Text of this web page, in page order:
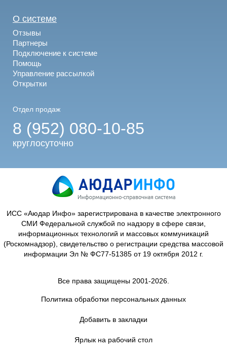
О системе
Отзывы
Партнеры
Подключение к системе
Помощь
Управление рассылкой
Открытки
Отдел продаж
8 (952) 080-10-85
круглосуточно
ИСС «Аюдар Инфо» зарегистрирована в качестве электронного
СМИ Федеральной службой по надзору в сфере связи,
информационных технологий и массовых коммуникаций
(Роскомнадзор), свидетельство о регистрации средства массовой
информации Эл № ФС77-51385 от 19 октября 2012 г.
Все права защищены 2001-2026.
Политика обработки персональных данных
Добавить в закладки
Ярлык на рабочий стол